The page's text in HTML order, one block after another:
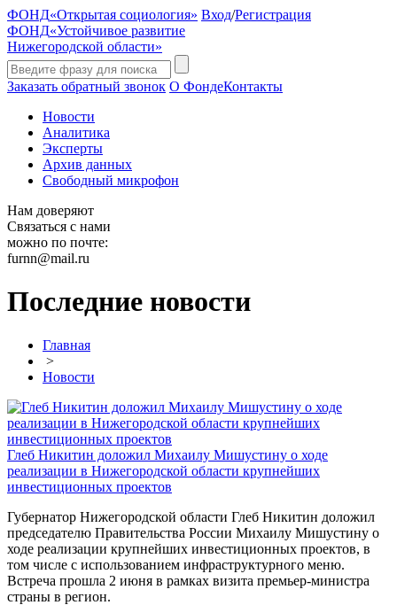
ФОНД«Открытая социология» Вход/Регистрация
ФОНД«Устойчивое развитие
Нижегородской области»
Заказать обратный звонок О ФондеКонтакты
Новости
Аналитика
Эксперты
Архив данных
Свободный микрофон
Нам доверяют
Связаться с нами
можно по почте:
furnn@mail.ru
Последние новости
Главная
>
Новости
Глеб Никитин доложил Михаилу Мишустину о ходе
реализации в Нижегородской области крупнейших
инвестиционных проектов
Губернатор Нижегородской области Глеб Никитин доложил
председателю Правительства России Михаилу Мишустину о
ходе реализации крупнейших инвестиционных проектов, в
том числе с использованием инфраструктурного меню.
Встреча прошла 2 июня в рамках визита премьер-министра
страны в регион.